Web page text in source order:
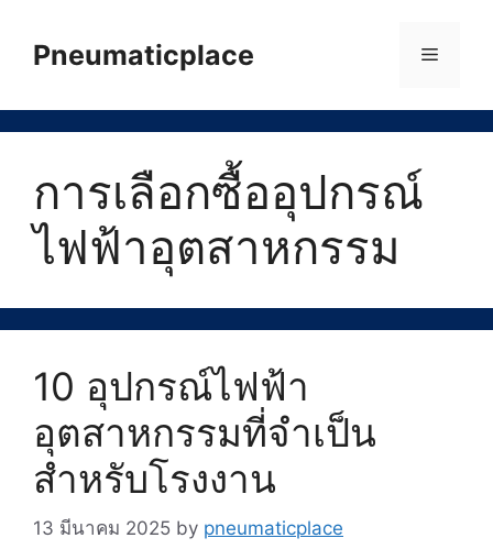
contentPneumaticplace Menu
การเลือกซื้ออุปกรณ์
ไฟฟ้าอุตสาหกรรม
10 อุปกรณ์ไฟฟ้า
อุตสาหกรรมที่จำเป็น
สำหรับโรงงาน
13 มีนาคม 2025 by pneumaticplace